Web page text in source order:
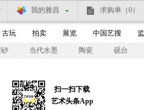
我的雅昌 求购单 （0）
古玩 拍卖 展览 中国艺搜
当代水墨 陶瓷 砚台
扫一扫下载
艺术头条App